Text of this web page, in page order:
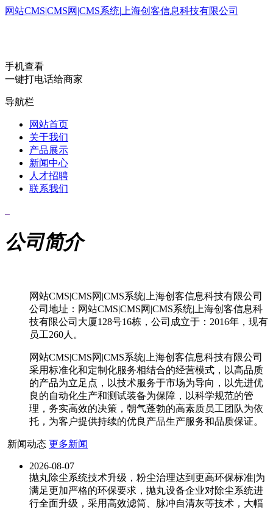
网站CMS|CMS网|CMS系统|上海创客信息科技有限公司
手机查看
一键打电话给商家
导航栏
网站首页
关于我们
产品展示
新闻中心
人才招聘
联系我们
公司简介
网站CMS|CMS网|CMS系统|上海创客信息科技有限公司
公司地址：网站CMS|CMS网|CMS系统|上海创客信息科
技有限公司大厦128号16栋，公司成立于：2016年，现有
员工260人。
网站CMS|CMS网|CMS系统|上海创客信息科技有限公司
采用标准化和定制化服务相结合的经营模式，以高品质
的产品为立足点，以技术服务于市场为导向，以先进优
良的自动化生产和测试装备为保障，以科学规范的管
理，务实高效的决策，朝气蓬勃的高素质员工团队为依
托，为客户提供持续的优良产品生产服务和品质保证。
新闻动态 更多新闻
2026-08-07
抛丸除尘系统技术升级，粉尘治理达到更高环保标准|为
满足更加严格的环保要求，抛丸设备企业对除尘系统进
行全面升级，采用高效滤筒、脉冲自清灰等技术，大幅